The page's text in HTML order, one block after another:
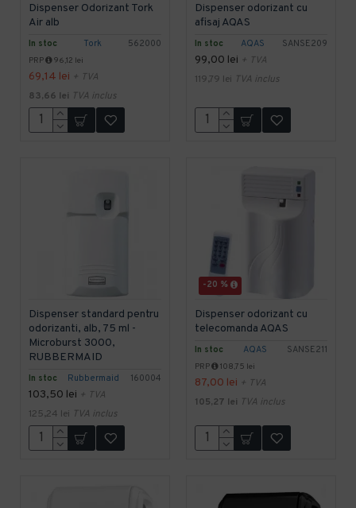
In stoc Tork 562000
Dispenser Odorizant Tork
Air alb
PRP 96,12 lei
69,14 lei + TVA
83,66 lei TVA inclus
In stoc AQAS SANSE209
Dispenser odorizant cu
afisaj AQAS
99,00 lei + TVA
119,79 lei TVA inclus
In stoc Rubbermaid 160004
Dispenser standard pentru
odorizanti, alb, 75 ml -
Microburst 3000,
RUBBERMAID
103,50 lei + TVA
125,24 lei TVA inclus
-20 %
In stoc AQAS SANSE211
Dispenser odorizant cu
telecomanda AQAS
PRP 108,75 lei
87,00 lei + TVA
105,27 lei TVA inclus